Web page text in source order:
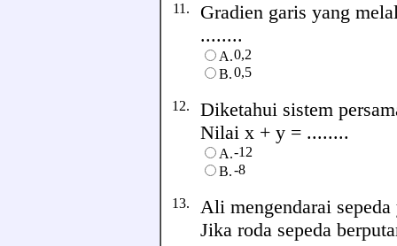
11. Gradien garis yang
........
A.0,2
B.0,5
12. Diketahui sistem
Nilai x + y = ........
A.-12
B.-8
13. Ali mengendarai
Jika roda sepeda